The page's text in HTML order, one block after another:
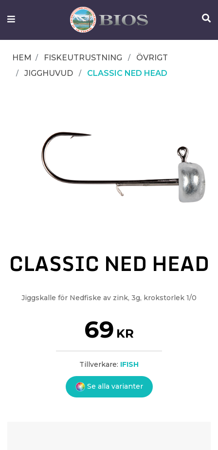
FISKEUTRUSTNING
OM
IFISH
HEM FISKEUTRUSTNING
ÖVRIGT
JIGGHUVUD
CLASSIC NED HEAD
CLASSIC NED HEAD
Jiggskalle för Nedfiske av zink, 3g, krokstorlek 1/0
69 KR
Tillverkare: IFISH
Se alla varianter